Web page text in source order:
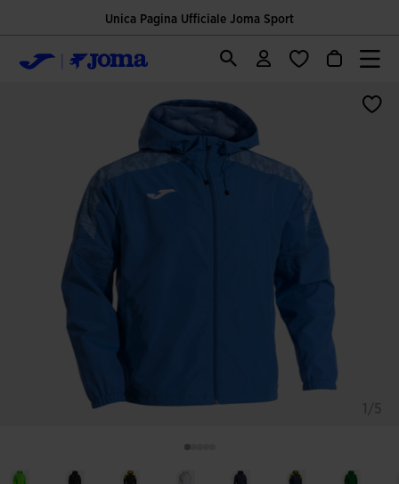
Unica Pagina Ufficiale Joma Sport